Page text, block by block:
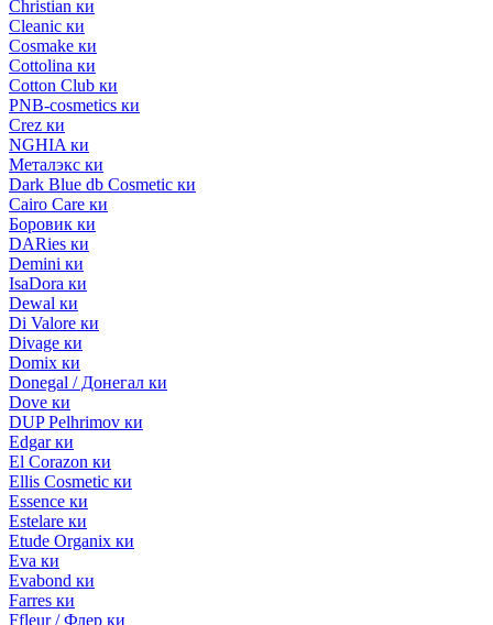
Christian ки
Cleanic ки
Cosmake ки
Cottolina ки
Cotton Club ки
PNB-cosmetics ки
Crez ки
NGHIA ки
Металэкс ки
Dark Blue db Cosmetic ки
Cairo Care ки
Боровик ки
DARies ки
Demini ки
IsaDora ки
Dewal ки
Di Valore ки
Divage ки
Domix ки
Donegal / Донегал ки
Dove ки
DUP Pelhrimov ки
Edgar ки
El Corazon ки
Ellis Cosmetic ки
Essence ки
Estelare ки
Etude Organix ки
Eva ки
Evabond ки
Farres ки
Ffleur / Флер ки